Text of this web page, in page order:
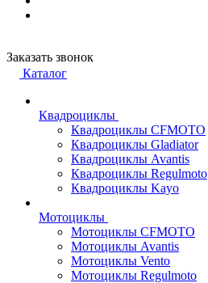
Заказать звонок
Каталог
Квадроциклы
Квадроциклы CFMOTO
Квадроциклы Gladiator
Квадроциклы Avantis
Квадроциклы Regulmoto
Квадроциклы Kayo
Мотоциклы
Мотоциклы CFMOTO
Мотоциклы Avantis
Мотоциклы Vento
Мотоциклы Regulmoto